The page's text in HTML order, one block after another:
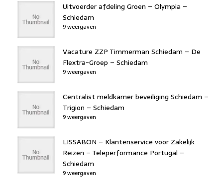
Uitvoerder afdeling Groen – Olympia –
Schiedam
9 weergaven
Vacature ZZP Timmerman Schiedam – De
Flextra-Groep – Schiedam
9 weergaven
Centralist meldkamer beveiliging Schiedam –
Trigion – Schiedam
9 weergaven
LISSABON – Klantenservice voor Zakelijk
Reizen – Teleperformance Portugal –
Schiedam
9 weergaven